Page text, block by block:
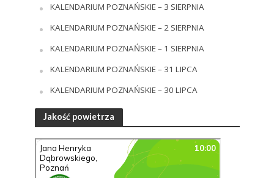
KALENDARIUM POZNAŃSKIE – 3 SIERPNIA
KALENDARIUM POZNAŃSKIE – 2 SIERPNIA
KALENDARIUM POZNAŃSKIE – 1 SIERPNIA
KALENDARIUM POZNAŃSKIE – 31 LIPCA
KALENDARIUM POZNAŃSKIE – 30 LIPCA
Jakość powietrza